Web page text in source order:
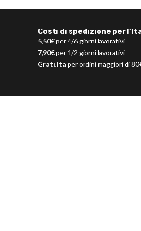
Costi di spedizione per
5,50€per 4/6 giorni lavorativi
7,90€per 1/2 giorni lavorativi
Gratuita per ordini maggiori di